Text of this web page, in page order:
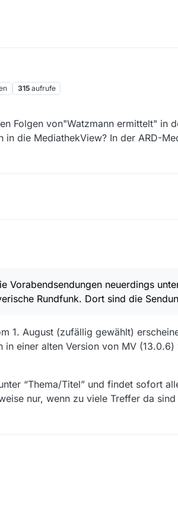
315 aufrufe
Folgen von"Watzmann ermittelt" in
in die MediathekView? In der ARD-
Vorabendsendungen neuerdings
Rundfunk. Dort sind die
1. August (zufällig gewählt)
in einer alten Version von MV
“Thema/Titel” und findet sofort
nur, wenn zu viele Treffer da